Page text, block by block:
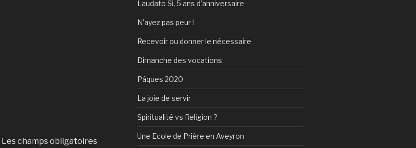
Les champs obligatoires
Laudato Si, 5 ans d’anniversaire
N’ayez pas peur !
Recevoir ou donner le nécessaire
Dimanche des vocations
Pâques 2020
La joie de servir
Spiritualité vs Religion ?
Une Ecole de Prière en Aveyron